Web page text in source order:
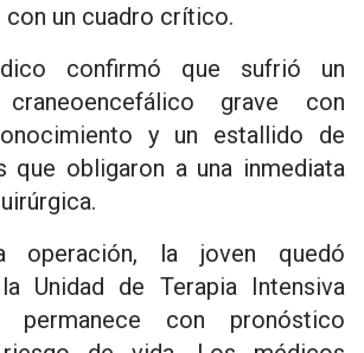
con un cuadro crítico.
confirmó que sufrió un
craneoencefálico grave con
y un estallido de
que obligaron a una inmediata
operación, la joven quedó
Unidad de Terapia Intensiva
permanece con pronóstico